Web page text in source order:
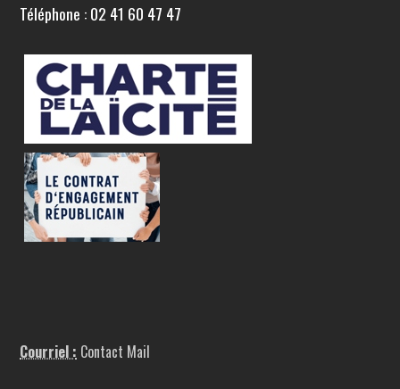
Téléphone : 02 41 60 47 47
Courriel : Contact Mail